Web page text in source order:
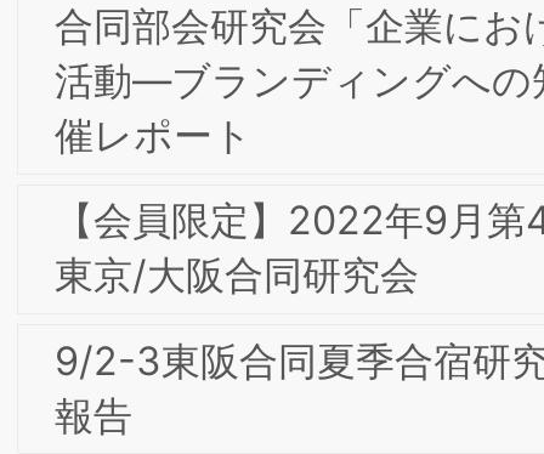
化・可視化を切り口とした食品業界の改
革とブランディングへの貢献・可能性」
㈱味香り戦略研究所 小柳道啓 氏
【会員限定】2020年11月 大阪第6回フォ
ーラム・一般社団法人大阪能率協会
「OMA秋季特別セミ ナー」開催レポー
ト
部会委員会 「『Airレジ』のブランディ
ングとその ビジネス貢献の証明」㈱リ